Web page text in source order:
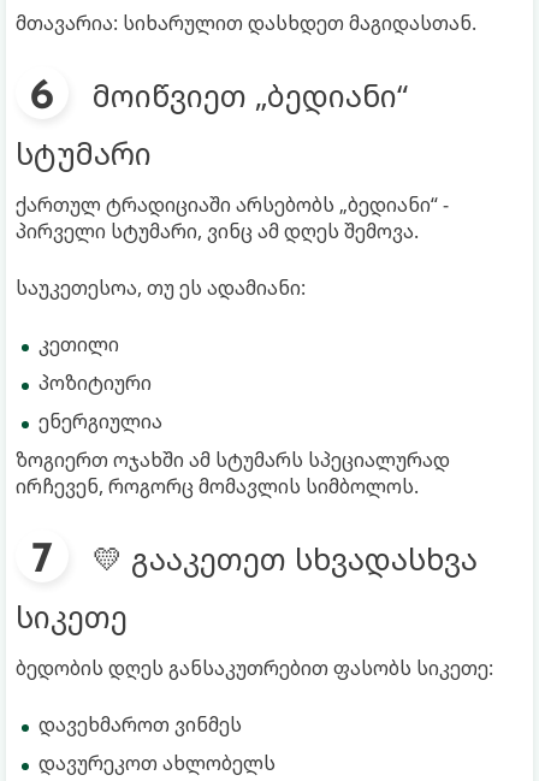
მთავარია: სიხარულით დასხდეთ მაგიდასთან.
მოიწვიეთ „ბედიანი“
სტუმარი
ქართულ ტრადიციაში არსებობს „ბედიანი“ -
პირველი სტუმარი, ვინც ამ დღეს შემოვა.
საუკეთესოა, თუ ეს ადამიანი:
კეთილი
პოზიტიური
ენერგიულია
ზოგიერთ ოჯახში ამ სტუმარს სპეციალურად
ირჩევენ, როგორც მომავლის სიმბოლოს.
💛 გააკეთეთ სხვადასხვა
სიკეთე
ბედობის დღეს განსაკუთრებით ფასობს სიკეთე:
დავეხმაროთ ვინმეს
დავურეკოთ ახლობელს